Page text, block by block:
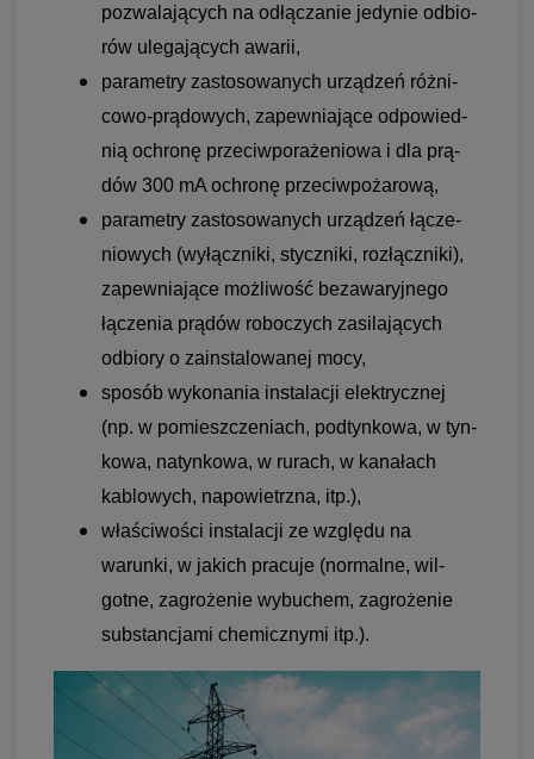
pozwa­la­ją­cych na odłą­cza­nie jedy­nie odbio­
rów ule­ga­ją­cych awa­rii,
para­me­try zasto­so­wa­nych urzą­dzeń róż­ni­
cowo-prą­do­wych, zapew­nia­jące odpo­wied­
nią ochronę prze­ciw­po­ra­że­niowa i dla prą­
dów 300 mA ochronę prze­ciw­po­ża­rową,
para­me­try zasto­so­wa­nych urzą­dzeń łącze­
nio­wych (wyłącz­niki, stycz­niki, rozłącz­niki),
zapew­nia­jące moż­li­wość bez­a­wa­ryj­nego
łącze­nia prą­dów robo­czych zasi­la­ją­cych
odbiory o zain­sta­lo­wa­nej mocy,
spo­sób wyko­na­nia insta­la­cji elek­trycz­nej
(np. w pomiesz­cze­niach, pod­tyn­kowa, w tyn­
kowa, natyn­kowa, w rurach, w kana­łach
kablo­wych, napo­wietrzna, itp.),
wła­ści­wo­ści insta­la­cji ze względu na
warunki, w jakich pra­cuje (nor­malne, wil­
gotne, zagro­że­nie wybu­chem, zagro­że­nie
sub­stan­cjami che­micz­nymi itp.).